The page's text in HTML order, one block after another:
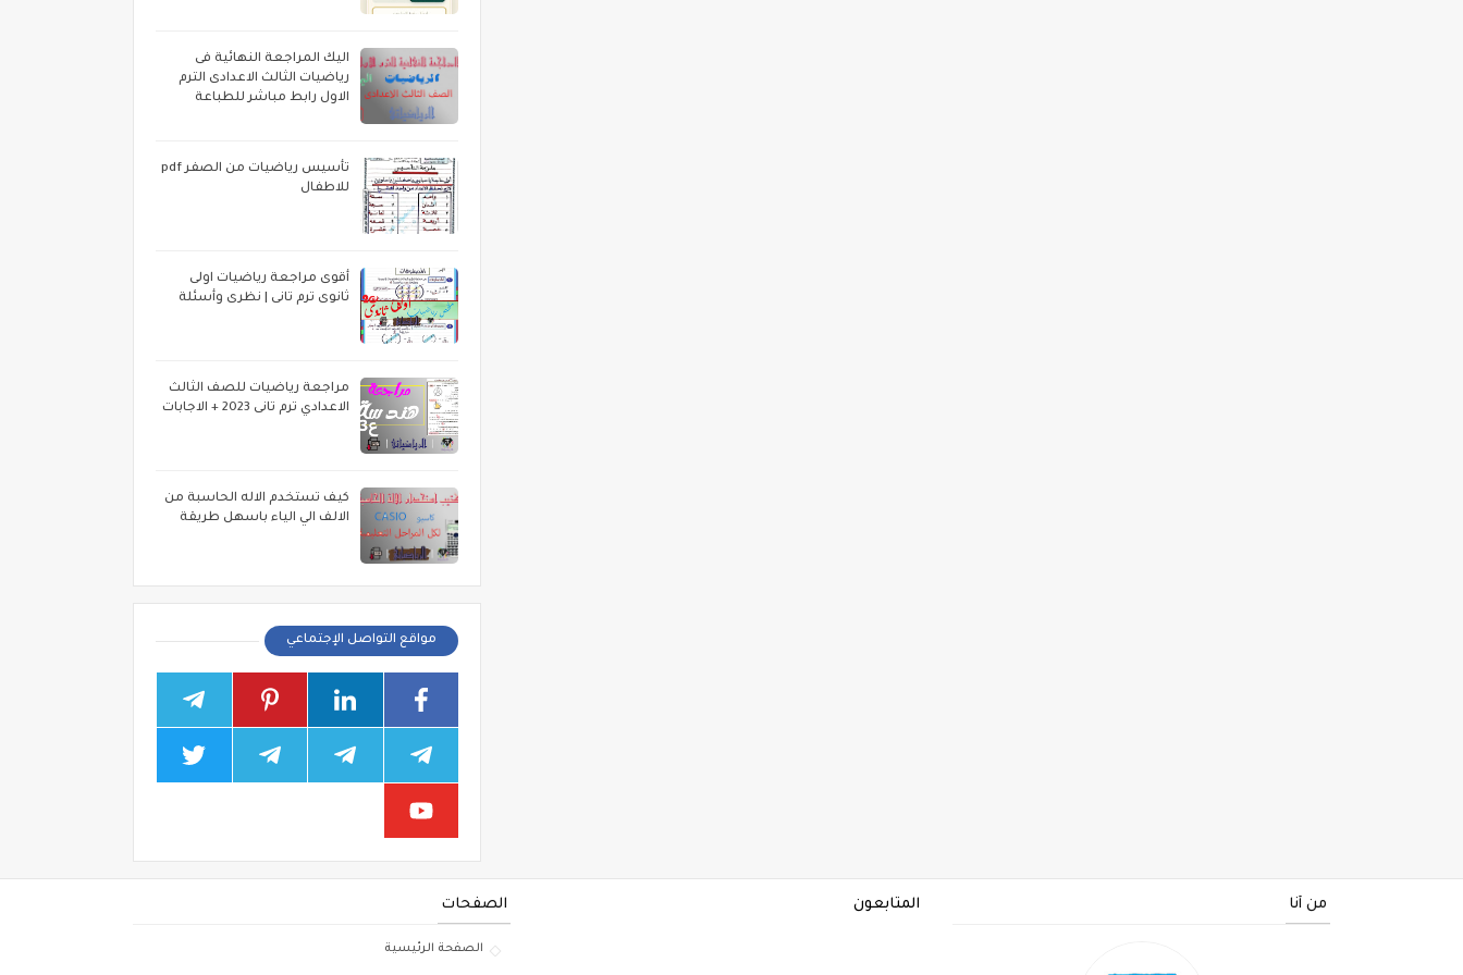
اليك المراجعة النهائية فى
رياضيات الثالث الاعدادى الترم
الاول رابط مباشر للطباعة
تأسيس رياضيات من الصفر pdf
للاطفال
أقوى مراجعة رياضيات اولى
ثانوى ترم تانى | نظرى وأسئلة
مراجعة رياضيات للصف الثالث
الاعدادي ترم تانى 2023 + الاجابات
كيف تستخدم الاله الحاسبة من
الالف الي الياء باسهل طريقة
مواقع التواصل الإجتماعي
من أنا المتابعون الصفحات
الصفحة الرئيسية